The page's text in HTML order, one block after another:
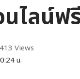
ไลน์ฟ
น.
413 Views